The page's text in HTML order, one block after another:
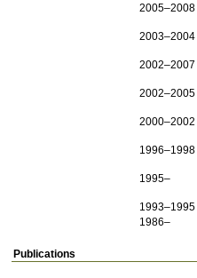
2005–2008
2003–2004
2002–2007
2002–2005
2000–2002
1996–1998
1995–
1993–1995
1986–
Publications